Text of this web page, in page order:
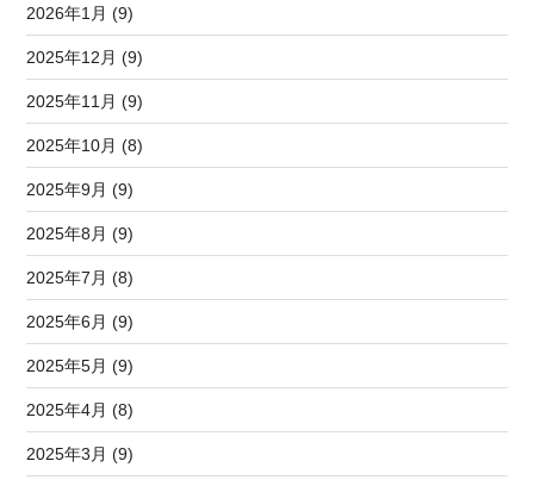
2026年1月 (9)
2025年12月 (9)
2025年11月 (9)
2025年10月 (8)
2025年9月 (9)
2025年8月 (9)
2025年7月 (8)
2025年6月 (9)
2025年5月 (9)
2025年4月 (8)
2025年3月 (9)